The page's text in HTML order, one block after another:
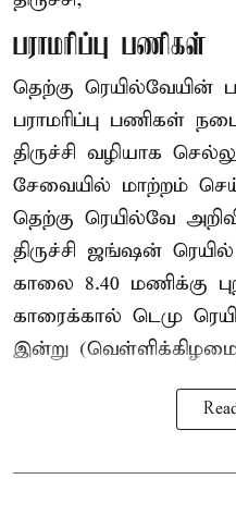
பராமரிப்பு பணிகள்
தெற்கு ரெயில்வேயின்
பராமரிப்பு பணிகள்
திருச்சி வழியாக
சேவையில் மாற்றம்
தெற்கு ரெயில்வே
திருச்சி ஜங்ஷன்
காலை 8.40 மணிக்கு
காரைக்கால் டெமு
இன்று